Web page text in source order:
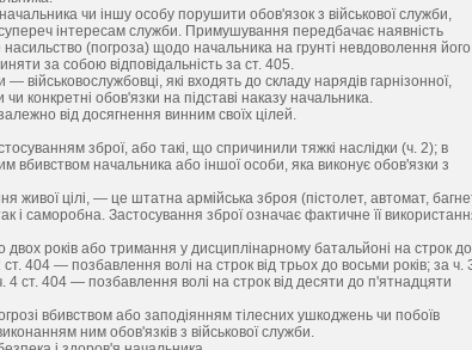
чи іншу особу порушити обов'язок з військової служби,
інтересам служби. Примушування передбачає наявність
(погроза) щодо начальника на грунті невдоволення його
за собою відповідальність за ст. 405.
військовослужбовці, які входять до складу нарядів гарнізонної,
конкретні обов'язки на підставі наказу начальника.
від досягнення винним своїх цілей.
зброї, або такі, що спричинили тяжкі наслідки (ч. 2); в
вбивством начальника або іншої особи, яка виконує обов'язки з
живої цілі, — це штатна армійська зброя (пістолет, автомат,
саморобна. Застосування зброї означає фактичне її
років або тримання у дисциплінарному батальйоні на строк до
404 — позбавлення волі на строк від трьох до восьми років; за ч.
4 ст. 404 — позбавлення волі на строк від десяти до п'ятнадцяти
вбивством або заподіянням тілесних ушкоджень чи побоїв
ним обов'язків з військової служби.